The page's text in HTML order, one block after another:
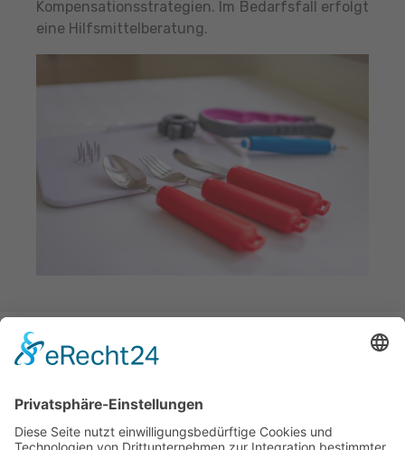
Kompensationsstrategien. Im Bedarfsfall erfolgt
eine Hilfsmittelberatung.